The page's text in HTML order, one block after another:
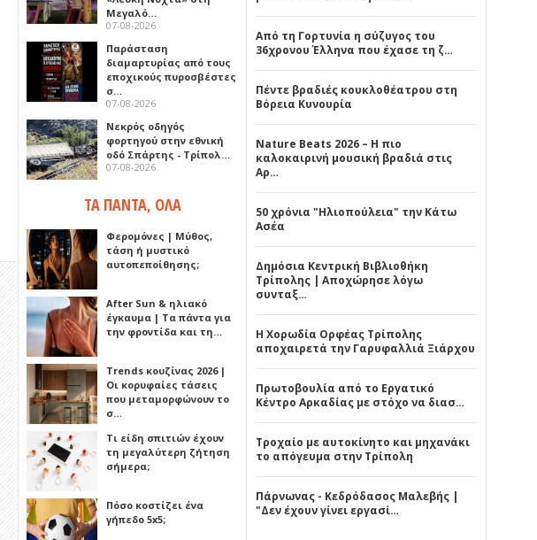
Μεγαλό…
07-08-2026
Παράσταση
διαμαρτυρίας από τους
εποχικούς πυροσβέστες
σ…
07-08-2026
Νεκρός οδηγός
φορτηγού στην εθνική
οδό Σπάρτης - Τρίπολ…
07-08-2026
ΤΑ ΠΑΝΤΑ, ΟΛΑ
Φερομόνες | Μύθος,
τάση ή μυστικό
αυτοπεποίθησης;
After Sun & ηλιακό
έγκαυμα | Τα πάντα για
την φροντίδα και τη…
Trends κουζίνας 2026 |
Οι κορυφαίες τάσεις
που μεταμορφώνουν το
σ…
Τι είδη σπιτιών έχουν
τη μεγαλύτερη ζήτηση
σήμερα;
Πόσο κοστίζει ένα
γήπεδο 5x5;
Από τη Γορτυνία η σύζυγος του
36χρονου Έλληνα που έχασε τη ζ…
Πέντε βραδιές κουκλοθέατρου στη
Βόρεια Κυνουρία
Nature Beats 2026 – Η πιο
καλοκαιρινή μουσική βραδιά στις
Αρ…
50 χρόνια "Ηλιοπούλεια" την Κάτω
Ασέα
Δημόσια Κεντρική Βιβλιοθήκη
Τρίπολης | Αποχώρησε λόγω
συνταξ…
Η Χορωδία Ορφέας Τρίπολης
αποχαιρετά την Γαρυφαλλιά Ξιάρχου
Πρωτοβουλία από το Εργατικό
Κέντρο Αρκαδίας με στόχο να διασ…
Τροχαίο με αυτοκίνητο και μηχανάκι
το απόγευμα στην Τρίπολη
Πάρνωνας - Κεδρόδασος Μαλεβής |
"Δεν έχουν γίνει εργασί…